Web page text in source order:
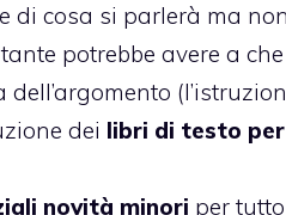
di cosa si parlerà ma
potrebbe avere a
dei libri di testo per
novità minori per tutto